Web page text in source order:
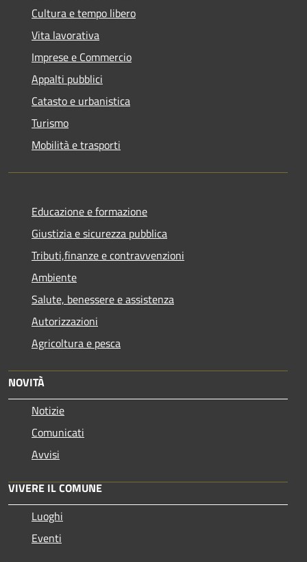
Cultura e tempo libero
Vita lavorativa
Imprese e Commercio
Appalti pubblici
Catasto e urbanistica
Turismo
Mobilità e trasporti
Educazione e formazione
Giustizia e sicurezza pubblica
Tributi,finanze e contravvenzioni
Ambiente
Salute, benessere e assistenza
Autorizzazioni
Agricoltura e pesca
NOVITÀ
Notizie
Comunicati
Avvisi
VIVERE IL COMUNE
Luoghi
Eventi